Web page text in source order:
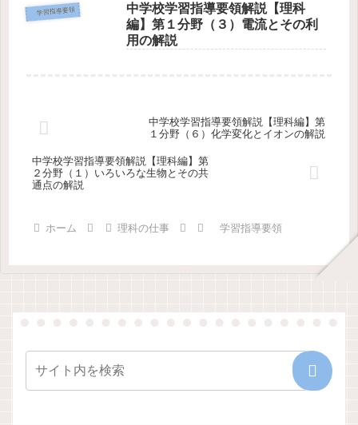
学習指導要領
中学校学習指導要領解説【理科
編】第１分野（３）電流とその利
用の解説
中学校学習指導要領解説【理科編】第
１分野（６）化学変化とイオンの解説
中学校学習指導要領解説【理科編】第
２分野（１）いろいろな生物とその共
通点の解説
ホーム 理科の仕事 学習指導要領